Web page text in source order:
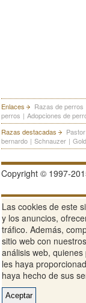
Enlaces Razas de perros
perros | Adopciones de
Razas destacadas
bernardo | Schnauzer |
Copyright © 1997-
Publicidad en
Las cookies de este
y los anuncios,
tráfico. Además,
sitio web con
análisis web,
les haya
haya hecho de sus